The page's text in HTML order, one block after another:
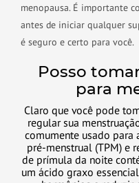
menopausa. É importante
antes de iniciar qualquer
é seguro e certo para você.
Posso
para
Claro que você pode
regular sua
comumente usado
pré-menstrual (TPM) e
de prímula da noite
um ácido graxo